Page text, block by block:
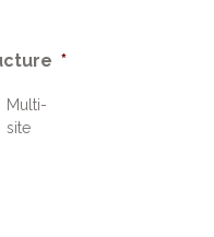
*
Multi-
site